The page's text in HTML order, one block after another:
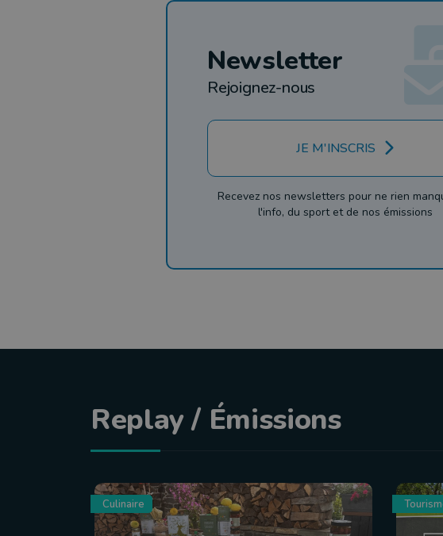
Newsletter
Rejoignez-nous
JE M'INSCRIS
Recevez nos newsletters pour ne rien
l'info, du sport et de nos émissions
Replay / Émissions
Culinaire